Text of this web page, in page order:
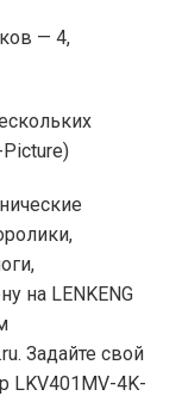
— 4,
на LENKENG
Задайте свой
LKV401MV-4K-